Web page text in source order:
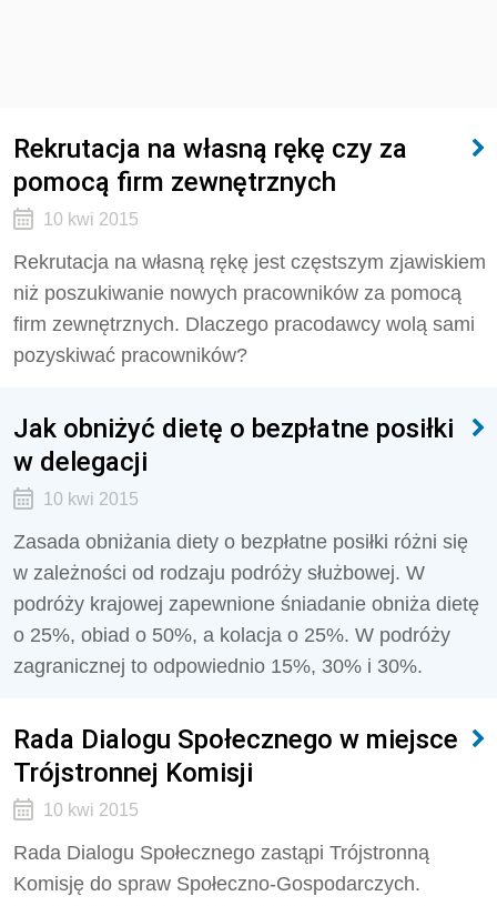
Rekrutacja na własną rękę czy za
pomocą firm zewnętrznych
10 kwi 2015
Rekrutacja na własną rękę jest częstszym zjawiskiem
niż poszukiwanie nowych pracowników za pomocą
firm zewnętrznych. Dlaczego pracodawcy wolą sami
pozyskiwać pracowników?
Jak obniżyć dietę o bezpłatne posiłki
w delegacji
10 kwi 2015
Zasada obniżania diety o bezpłatne posiłki różni się
w zależności od rodzaju podróży służbowej. W
podróży krajowej zapewnione śniadanie obniża dietę
o 25%, obiad o 50%, a kolacja o 25%. W podróży
zagranicznej to odpowiednio 15%, 30% i 30%.
Rada Dialogu Społecznego w miejsce
Trójstronnej Komisji
10 kwi 2015
Rada Dialogu Społecznego zastąpi Trójstronną
Komisję do spraw Społeczno-Gospodarczych.